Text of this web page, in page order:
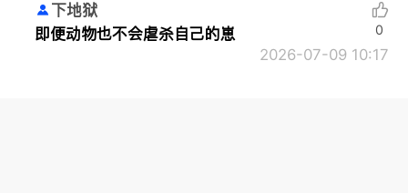
下地狱
即便动物也不会虐杀自己的崽
2026-07-09 10:17
0